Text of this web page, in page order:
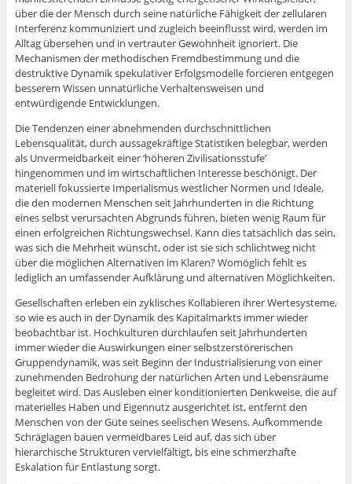
über die der Mensch durch seine natürliche Fähigkeit der zellularen
Interferenz kommuniziert und zugleich beeinflusst wird, werden im
Alltag übersehen und in vertrauter Gewohnheit ignoriert. Die
Mechanismen der methodischen Fremdbestimmung und die
destruktive Dynamik spekulativer Erfolgsmodelle forcieren entgegen
besserem Wissen unnatürliche Verhaltensweisen und
entwürdigende Entwicklungen.
Die Tendenzen einer abnehmenden durchschnittlichen
Lebensqualität, durch aussagekräftige Statistiken belegbar, werden
als Unvermeidbarkeit einer ‘höheren Zivilisationsstufe’
hingenommen und im wirtschaftlichen Interesse beschönigt. Der
materiell fokussierte Imperialismus westlicher Normen und Ideale,
die den modernen Menschen seit Jahrhunderten in die Richtung
eines selbst verursachten Abgrunds führen, bieten wenig Raum für
einen erfolgreichen Richtungswechsel. Kann dies tatsächlich das sein,
was sich die Mehrheit wünscht, oder ist sie sich schlichtweg nicht
über die möglichen Alternativen im Klaren? Womöglich fehlt es
lediglich an umfassender Aufklärung und alternativen Möglichkeiten.
Gesellschaften erleben ein zyklisches Kollabieren ihrer Wertesysteme,
so wie es auch in der Dynamik des Kapitalmarkts immer wieder
beobachtbar ist. Hochkulturen durchlaufen seit Jahrhunderten
immer wieder die Auswirkungen einer selbstzerstörerischen
Gruppendynamik, was seit Beginn der Industrialisierung von einer
zunehmenden Bedrohung der natürlichen Arten und Lebensräume
begleitet wird. Das Ausleben einer konditionierten Denkweise, die auf
materielles Haben und Eigennutz ausgerichtet ist, entfernt den
Menschen von der Güte seines seelischen Wesens. Aufkommende
Schräglagen bauen vermeidbares Leid auf, das sich über
hierarchische Strukturen vervielfältigt, bis eine schmerzhafte
Eskalation für Entlastung sorgt.